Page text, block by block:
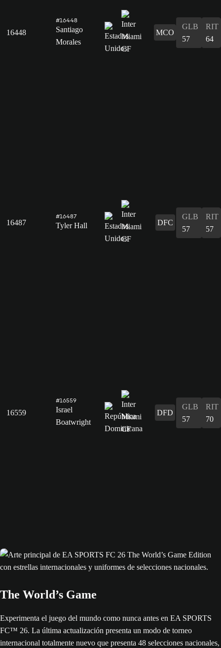
16448
#16448
Santiago
Morales
MCO
GLB
57
RIT
64
16487
#16487
Tyler Hall DFC
GLB
57
RIT
57
16559
#16559
Israel
Boatwright
DFD
GLB
57
RIT
70
The World’s Game
Experimenta el juego del mundo como nunca antes en EA SPORTS
FC™ 26. La última actualización presenta un modo de torneo
internacional totalmente nuevo que presenta 48 selecciones nacionales,